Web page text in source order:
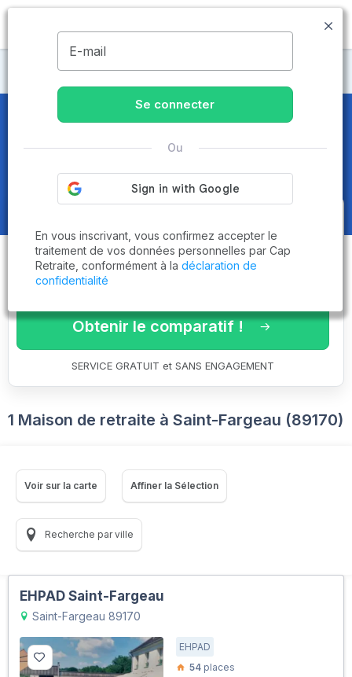
MENU
Maisons de retraite Yonne
Maisons de retraite et EHPAD
Saint-Fargeau (89170)
Obtenez le
comparatif des
établissementsadaptés à vos
critères en 3 minutes !
Obtenir le comparatif !
SERVICE GRATUIT et SANS ENGAGEMENT
1 Maison de retraite à Saint-Fargeau (89170)
Voir sur la carte Affiner la Sélection
Recherche par ville
EHPAD Saint-Fargeau
Saint-Fargeau 89170
EHPAD
54 places
E-mail
Se connecter
Ou
En vous inscrivant, vous confirmez accepter le
traitement de vos données personnelles par Cap
Retraite, conformément à la déclaration de
confidentialité